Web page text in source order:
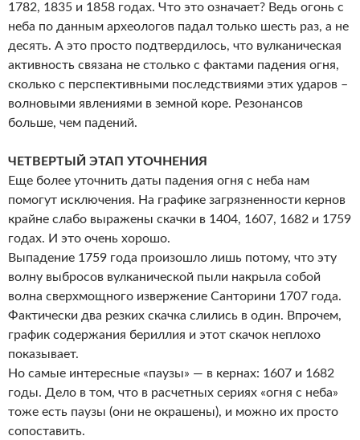
1782, 1835 и 1858 годах. Что это означает? Ведь огонь с
неба по данным археологов падал только шесть раз, а не
десять. А это просто подтвердилось, что вулканическая
активность связана не столько с фактами падения огня,
сколько с перспективными последствиями этих ударов –
волновыми явлениями в земной коре. Резонансов
больше, чем падений.
ЧЕТВЕРТЫЙ ЭТАП УТОЧНЕНИЯ
Еще более уточнить даты падения огня с неба нам
помогут исключения. На графике загрязненности кернов
крайне слабо выражены скачки в 1404, 1607, 1682 и 1759
годах. И это очень хорошо.
Выпадение 1759 года произошло лишь потому, что эту
волну выбросов вулканической пыли накрыла собой
волна сверхмощного извержение Санторини 1707 года.
Фактически два резких скачка слились в один. Впрочем,
график содержания бериллия и этот скачок неплохо
показывает.
Но самые интересные «паузы» — в кернах: 1607 и 1682
годы. Дело в том, что в расчетных сериях «огня с неба»
тоже есть паузы (они не окрашены), и можно их просто
сопоставить.